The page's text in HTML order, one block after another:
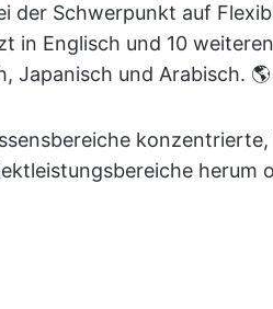
der Schwerpunkt auf
in Englisch und 10
Japanisch und Arabisch. 🌎
herum